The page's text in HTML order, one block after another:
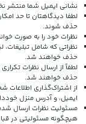
نشانی ایمیل شما منتشر
لطفا دیدگاهتان تا حد
حذف شوند.
نظرات خود را به صورت
نظراتی که شامل تبلیغات،
حذف خواهند شد.
لطفاً از ارسال نظرات
حذف خواهند شد.
از اشتراک‌گذاری اطلاعات
ایمیل، و آدرس منزل
مسئولیت نظرات ارسال
هیچگونه مسئولیتی در